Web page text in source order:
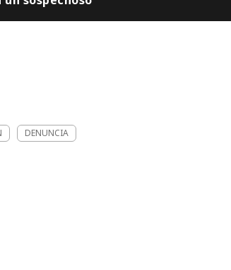
DENUNCIA